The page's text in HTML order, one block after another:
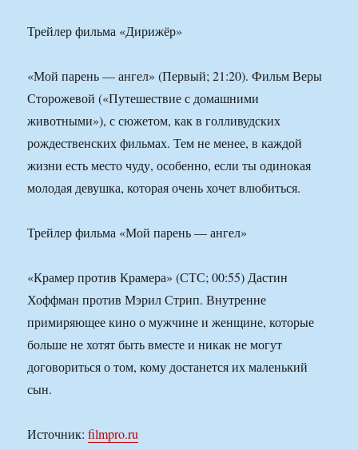
Трейлер фильма «Дирижёр»
«Мой парень — ангел» (Первый; 21:20). Фильм Веры
Сторожевой («Путешествие с домашними
животными»), с сюжетом, как в голливудских
рождественских фильмах. Тем не менее, в каждой
жизни есть место чуду, особенно, если ты одинокая
молодая девушка, которая очень хочет влюбиться.
Трейлер фильма «Мой парень — ангел»
«Крамер против Крамера» (СТС; 00:55) Дастин
Хоффман против Мэрил Стрип. Внутренне
примиряющее кино о мужчине и женщине, которые
больше не хотят быть вместе и никак не могут
договориться о том, кому достанется их маленький
сын.
Источник:filmpro.ru